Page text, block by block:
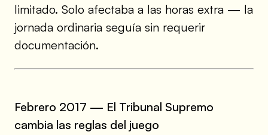
limitado. Solo afectaba a las horas extra — la
jornada ordinaria seguía sin requerir
documentación.
Febrero 2017 — El Tribunal Supremo
cambia las reglas del juego